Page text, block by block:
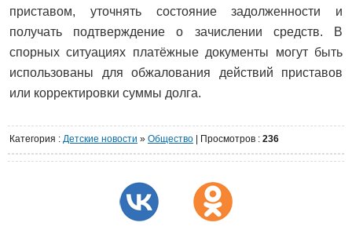
приставом, уточнять состояние задолженности и
получать подтверждение о зачислении средств. В
спорных ситуациях платёжные документы могут быть
использованы для обжалования действий приставов
или корректировки суммы долга.
Категория : Детские новости » Общество Просмотров : 236